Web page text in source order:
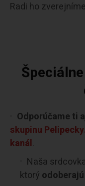
Radi ho
Odporúčame ti
skupinu
kanál.
Naša
ktorý